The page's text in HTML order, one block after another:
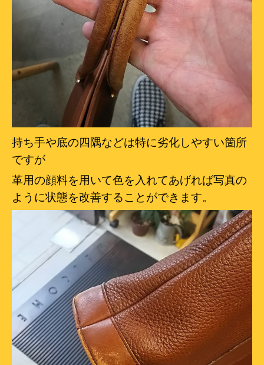
持ち手や底の四隅などは特に劣化しやすい箇所
ですが
革用の顔料を用いて色を入れてあげれば写真の
ように状態を改善することができます。